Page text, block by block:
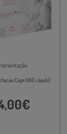
Caps X60 cáps(s)